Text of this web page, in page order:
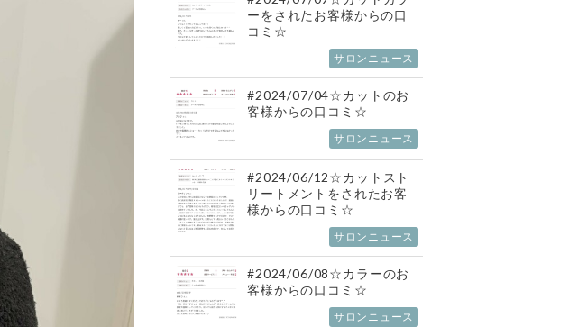
ーをされたお客様からの口
コミ☆
サロンニュース
#2024/07/04☆カットのお
客様からの口コミ☆
サロンニュース
#2024/06/12☆カットスト
リートメントをされたお客
様からの口コミ☆
サロンニュース
#2024/06/08☆カラーのお
客様からの口コミ☆
サロンニュース